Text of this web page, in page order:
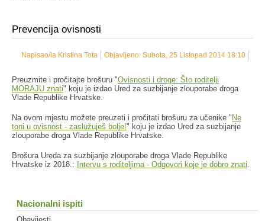
Prevencija ovisnosti
Objavljeno: Subota, 25 Listopad 2014 18:10
Napisao/la Kristina Tota
Preuzmite i pročitajte brošuru "Ovisnosti i droge: Što roditelji
MORAJU znati" koju je izdao Ured za suzbijanje zlouporabe droga
Vlade Republike Hrvatske.
Na ovom mjestu možete preuzeti i pročitati brošuru za učenike " Ne
toni u ovisnost - zaslužuješ bolje!" koju je izdao Ured za suzbijanje
zlouporabe droga Vlade Republike Hrvatske.
Brošura Ureda za suzbijanje zlouporabe droga Vlade Republike
Hrvatske iz 2018.: Intervu s roditeljima - Odgovori koje je dobro znati
Nacionalni ispiti